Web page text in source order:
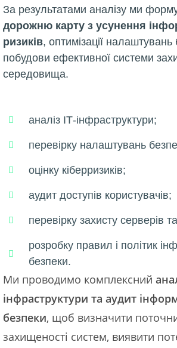
За результатами аналізу ми
дорожню карту з усунення
ризиків, оптимізації налаштувань
побудови ефективної системи
середовища.
аналіз ІТ-інфраструктури;
перевірку налаштувань
оцінку кіберризиків;
аудит доступів користувачів;
перевірку захисту серверів
розробку правил і політик
безпеки.
Ми проводимо комплексний
інфраструктури та аудит
безпеки, щоб визначити
захищеності систем, виявити